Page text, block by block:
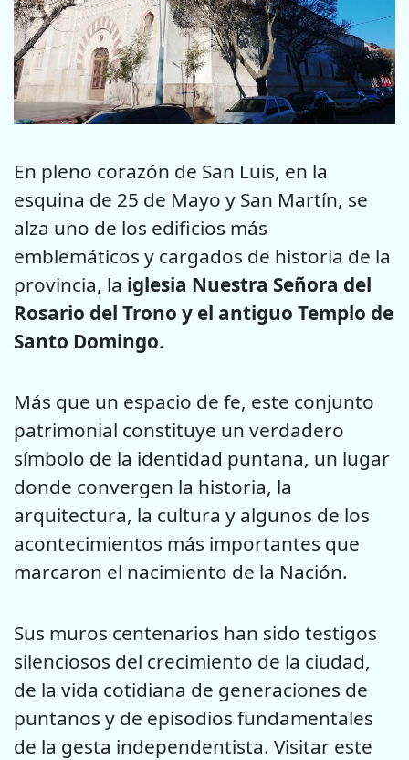
En pleno corazón de San Luis, en la
esquina de 25 de Mayo y San Martín, se
alza uno de los edificios más
emblemáticos y cargados de historia de la
provincia, la iglesia Nuestra Señora del
Rosario del Trono y el antiguo Templo de
Santo Domingo.
Más que un espacio de fe, este conjunto
patrimonial constituye un verdadero
símbolo de la identidad puntana, un lugar
donde convergen la historia, la
arquitectura, la cultura y algunos de los
acontecimientos más importantes que
marcaron el nacimiento de la Nación.
Sus muros centenarios han sido testigos
silenciosos del crecimiento de la ciudad,
de la vida cotidiana de generaciones de
puntanos y de episodios fundamentales
de la gesta independentista. Visitar este